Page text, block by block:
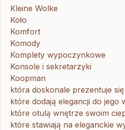
Kleine Wolke
Koło
Komfort
Komody
Komplety wypoczynkowe
Konsole i sekretarzyki
Koopman
która doskonale prezentuje
które dodają elegancji do jego
które otulą wnętrze swoim
które stawiają na eleganckie